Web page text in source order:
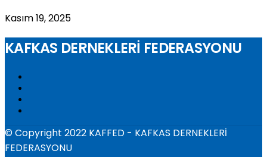
Kasım 19, 2025
KAFKAS DERNEKLERİ FEDERASYONU
© Copyright 2022 KAFFED - KAFKAS DERNEKLERİ
FEDERASYONU